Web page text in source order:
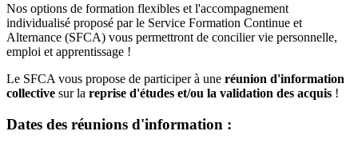
Nos options de formation flexibles et l'accompagnement
individualisé proposé par le Service Formation Continue et
Alternance (SFCA) vous permettront de concilier vie personnelle,
emploi et apprentissage !
Le SFCA vous propose de participer à une réunion d'information
collective sur la reprise d'études et/ou la validation des acquis !
Dates des réunions d'information :